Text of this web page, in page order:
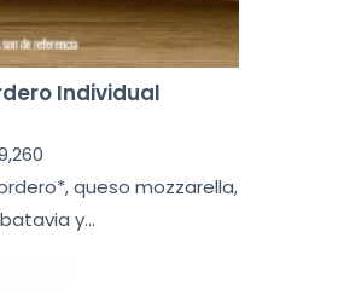
Individual
queso mozzarella,
y...